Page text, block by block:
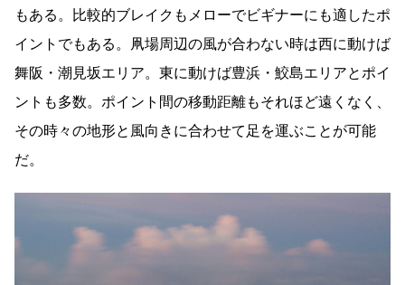
もある。比較的ブレイクもメローでビギナーにも適したポ
イントでもある。凧場周辺の風が合わない時は西に動けば
舞阪・潮見坂エリア。東に動けば豊浜・鮫島エリアとポイ
ントも多数。ポイント間の移動距離もそれほど遠くなく、
その時々の地形と風向きに合わせて足を運ぶことが可能
だ。